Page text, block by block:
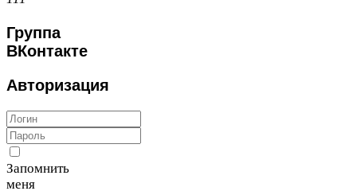
Группа
ВКонтакте
Авторизация
Запомнить
меня